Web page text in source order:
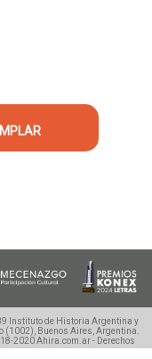
Instituto de Historia Argentina y
(1002), Buenos Aires, Argentina.
2020 Ahira.com.ar - Derechos